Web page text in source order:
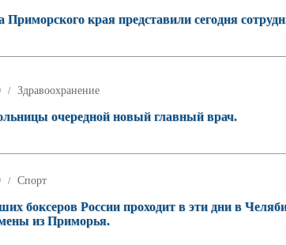
Приморского края представили сегодня
/ Здравоохранение
очередной новый главный врач.
/ Спорт
боксеров России проходит в эти дни в
из Приморья.